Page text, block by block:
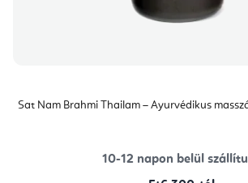
Sat Nam Brahmi Thailam – Ayurvédikus
10-12 napon belül